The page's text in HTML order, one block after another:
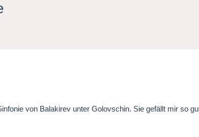
von Balakirev unter Golovschin. Sie gefällt mir so